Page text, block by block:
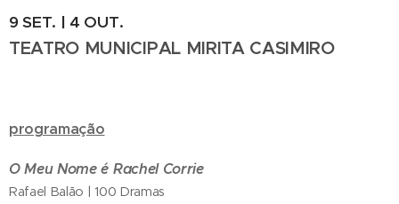
9 SET. | 4 OUT.
TEATRO MUNICIPAL MIRITA CASIMIRO
programação
O Meu Nome é Rachel Corrie
Rafael Balão | 100 Dramas